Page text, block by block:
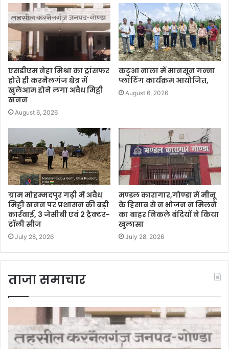
एसडीएम नेहा मिश्रा का ट्रांसफर
होते ही करनैलगंज क्षेत्र में
खुलेआम होने लगा अवैध मिट्टी
खनन
August 6, 2026
कटुआ नाला में मानसून गन्ना
प्लांटिंग कार्यक्रम आयोजित,
August 6, 2026
ग्राम मोहम्मदपुर गढ़ी में अवैध
मिट्टी खनन पर प्रशासन की बड़ी
कार्रवाई, 3 जेसीबी एवं 2 ट्रैक्टर-
ट्रॉली सीज
July 28, 2026
मण्डल कारागार,गोण्डा में मीनू
के हिसाब से न भोजन न मिलने
का बाहर निकले बंदियों ने किया
खुलासा
July 28, 2026
ताजा समाचार